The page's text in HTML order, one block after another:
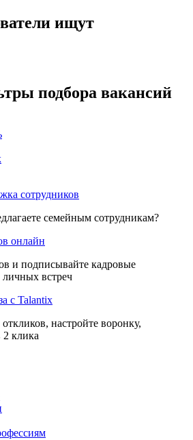
ищут
подбора вакансий
сотрудников
семейным сотрудникам?
онлайн
и подписывайте кадровые
личных встреч
с Talantix
настройте воронку,
2 клика